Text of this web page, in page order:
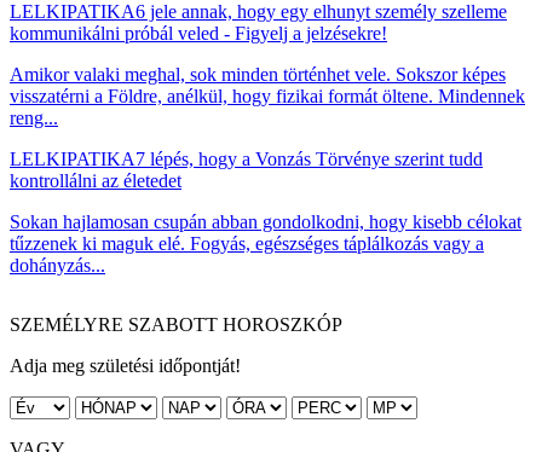
LELKIPATIKA6 jele annak, hogy egy elhunyt személy szelleme
kommunikálni próbál veled - Figyelj a jelzésekre!
Amikor valaki meghal, sok minden történhet vele. Sokszor képes
visszatérni a Földre, anélkül, hogy fizikai formát öltene. Mindennek
reng...
LELKIPATIKA7 lépés, hogy a Vonzás Törvénye szerint tudd
kontrollálni az életedet
Sokan hajlamosan csupán abban gondolkodni, hogy kisebb célokat
tűzzenek ki maguk elé. Fogyás, egészséges táplálkozás vagy a
dohányzás...
SZEMÉLYRE SZABOTT HOROSZKÓP
Adja meg születési időpontját!